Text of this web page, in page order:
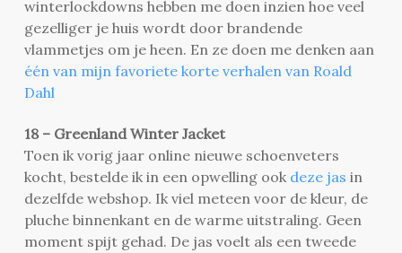
winterlockdowns hebben me doen inzien hoe veel
gezelliger je huis wordt door brandende
vlammetjes om je heen. En ze doen me denken aan
één van mijn favoriete korte verhalen van Roald
Dahl
18 – Greenland Winter Jacket
Toen ik vorig jaar online nieuwe schoenveters
kocht, bestelde ik in een opwelling ook deze jas in
dezelfde webshop. Ik viel meteen voor de kleur, de
pluche binnenkant en de warme uitstraling. Geen
moment spijt gehad. De jas voelt als een tweede